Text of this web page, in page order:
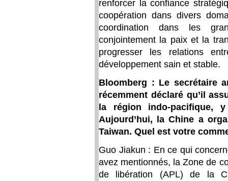
renforcer la confiance
coopération dans divers
coordination dans les
conjointement la paix et la
progresser les relations
développement sain et stable.
Bloomberg : Le secrétaire
récemment déclaré qu’il
la région indo-pacifique,
Aujourd’hui, la Chine a
Taiwan. Quel est votre
Guo Jiakun : En ce qui
avez mentionnés, la Zone de
de libération (APL) de la